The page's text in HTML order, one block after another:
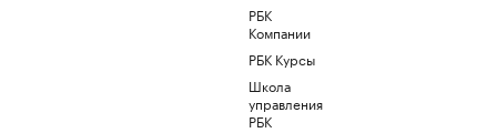
РБК
Компании
РБК Курсы
Школа
управления
РБК